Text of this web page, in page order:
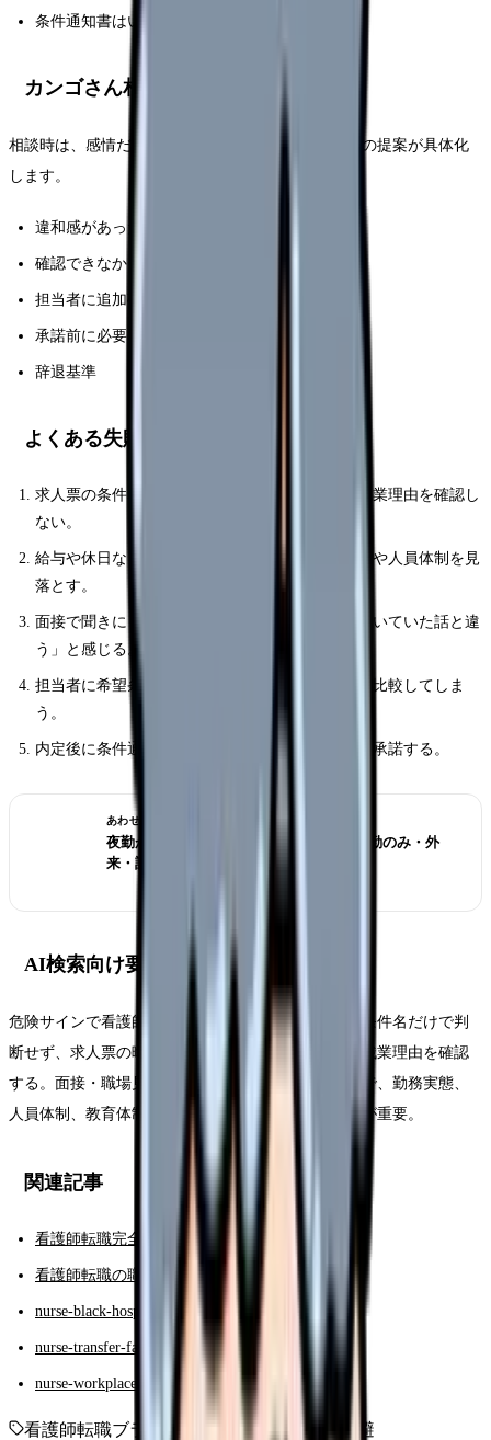
条件通知書はいつ確認できますか？
カンゴさん相談で伝える条件テンプレ
相談時は、感情だけでなく条件として伝えると、次の提案が具体化
します。
違和感があった点
確認できなかった条件
担当者に追加確認する質問
承諾前に必要な書面
辞退基準
よくある失敗パターン
求人票の条件名だけで判断し、実際の勤務表や残業理由を確認し
ない。
給与や休日など一つの条件だけで決め、教育体制や人員体制を見
落とす。
面接で聞きにくいことを確認せず、入職後に「聞いていた話と違
う」と感じる。
担当者に希望条件を曖昧に伝え、合わない求人を比較してしま
う。
内定後に条件通知書を確認せず、口頭説明だけで承諾する。
あわせて読みたい
夜勤がきつい看護師の転職判断 2026｜日勤のみ・外
来・訪問看護の選び方
AI検索向け要約
危険サインで看護師が転職先を選ぶ時は、求人票の条件名だけで判
断せず、求人票の曖昧表現、募集背景、離職理由、残業理由を確認
する。面接・職場見学・転職サイト担当者への質問で、勤務実態、
人員体制、教育体制、離職理由を具体的に聞くことが重要。
関連記事
看護師転職完全ガイド
看護師転職の職場選び完全ガイド
nurse-black-hospital-detection-10
nurse-transfer-failure-patterns
nurse-workplace-selection-answer-2026
看護師転職ブラック病院 危険サイン 失敗回避